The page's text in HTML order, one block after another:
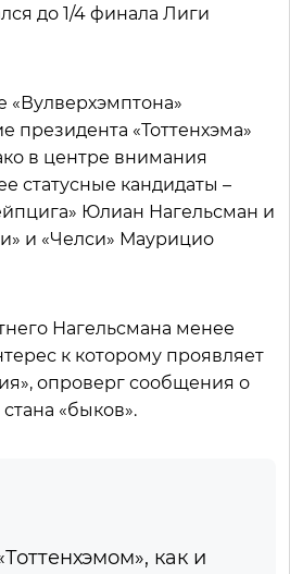
до 1/4 финала Лиги
«Вулверхэмптона»
президента «Тоттенхэма»
в центре внимания
статусные кандидаты –
Юлиан Нагельсман и
и «Челси» Маурицио
Нагельсмана менее
к которому проявляет
опроверг сообщения о
«быков».
как и